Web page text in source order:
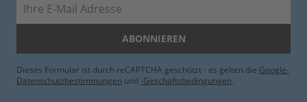
ABONNIEREN
Dieses Formular ist durch reCAPTCHA geschützt - es gelten die Google-
Datenschutzbestimmungen und -Geschäftsbedingungen.